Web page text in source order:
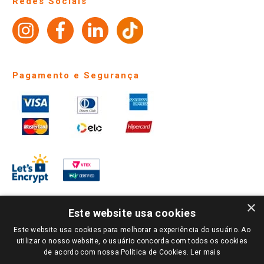
Identidade Visual
Pagamento e Segurança
PARA VER OS PREÇOS DA SUA REGIÃO, FAÇA LOGIN E SELECIONE A LOJA DE
SUA PREFERÊNCIA. SOMENTE APÓS O LOGIN, OS PREÇOS DA SUA REGIÃO OU
LOJA SERÃO CARREGADOS.
×
Este website usa cookies
Este website usa cookies para melhorar a experiência do usuário. Ao
utilizar o nosso website, o usuário concorda com todos os cookies
de acordo com nossa Política de Cookies. Ler mais